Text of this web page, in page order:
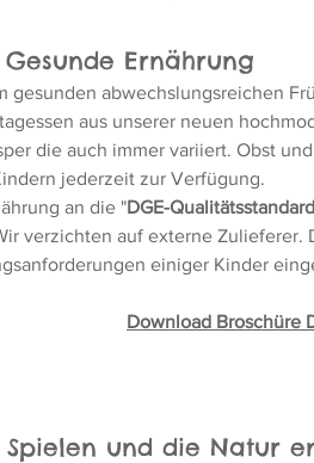
Gesunde Ernährung
gesunden abwechslungsreichen
aus unserer neuen
die auch immer variiert. Obst
jederzeit zur Verfügung.
an die "DGE-
verzichten auf externe Zulieferer.
einiger Kinder
Download Broschüre
und die Natur